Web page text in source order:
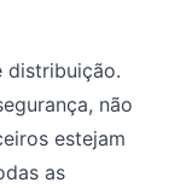
distribuição.
não
estejam
as